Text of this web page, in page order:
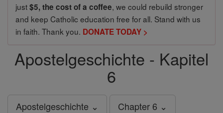
just$5, the cost of a coffee, we could rebuild stronger
and keep Catholic education free for all. Stand with us
in faith. Thank you. DONATE TODAY >
Apostelgeschichte - Kapitel
6
Apostelgeschichte ⌄ Chapter 6 ⌄